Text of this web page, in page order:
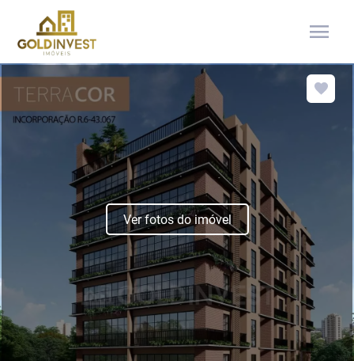
menu
Ver fotos do imóvel